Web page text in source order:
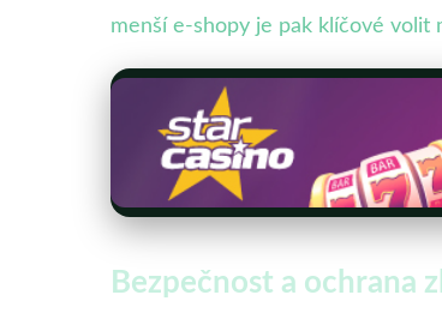
menší e-shopy je pak klíčové volit
Bezpečnost a ochrana